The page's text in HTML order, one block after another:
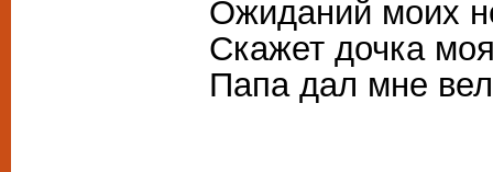
Ожиданий моих
Скажет дочка
Папа дал мне